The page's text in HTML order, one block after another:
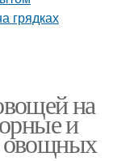
на
и